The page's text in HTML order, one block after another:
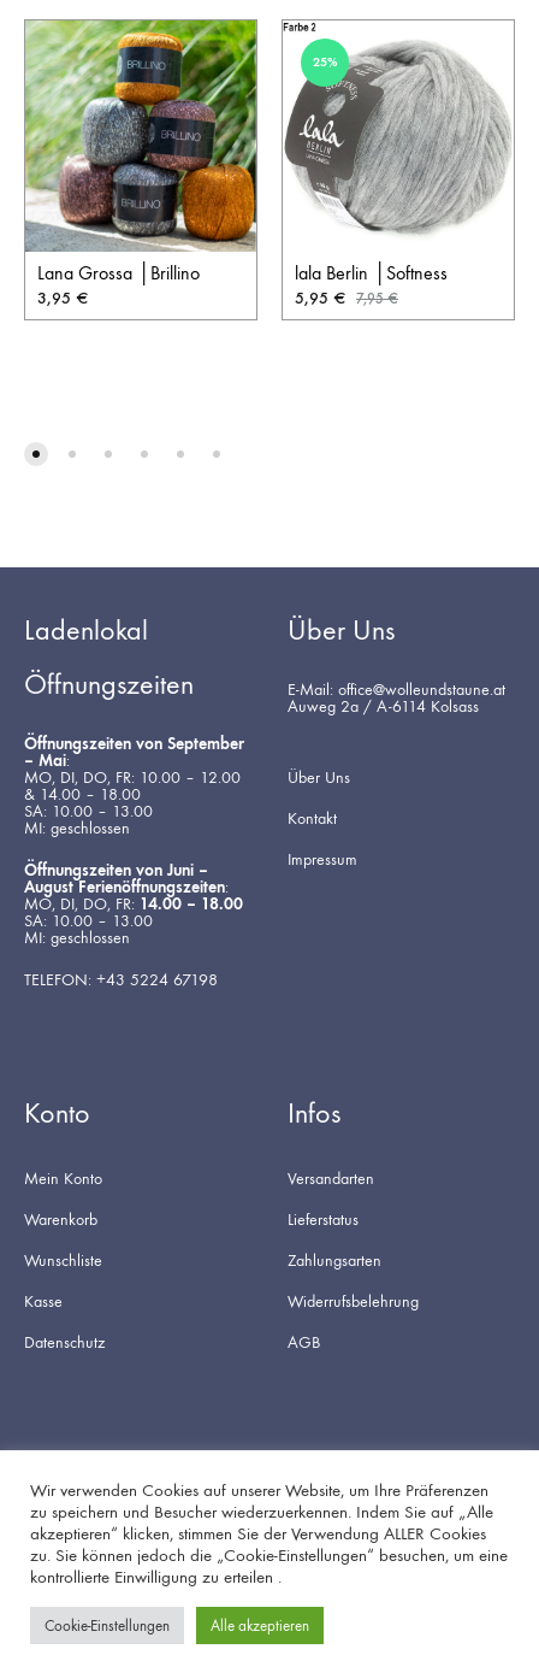
Lana Grossa │Brillino
3,95 €
25%
lala Berlin │Softness
5,95 € 7,95€
Ladenlokal
Öffnungszeiten
Öffnungszeiten von September
– Mai:
MO, DI, DO, FR: 10.00 – 12.00
& 14.00 – 18.00
SA: 10.00 – 13.00
MI: geschlossen
Öffnungszeiten von Juni –
August Ferienöffnungszeiten:
MO, DI, DO, FR: 14.00 – 18.00
SA: 10.00 – 13.00
MI: geschlossen
TELEFON: +43 5224 67198
Über Uns
E-Mail: office@wolleundstaune.at
Auweg 2a / A-6114 Kolsass
Über Uns
Kontakt
Impressum
Konto
Mein Konto
Warenkorb
Wunschliste
Kasse
Datenschutz
Infos
Versandarten
Lieferstatus
Zahlungsarten
Widerrufsbelehrung
AGB
FacebookInstagram
Wir verwenden Cookies auf unserer Website, um Ihre Präferenzen
zu speichern und Besucher wiederzuerkennen. Indem Sie auf „Alle
akzeptieren“ klicken, stimmen Sie der Verwendung ALLER Cookies
zu. Sie können jedoch die „Cookie-Einstellungen“ besuchen, um eine
kontrollierte Einwilligung zu erteilen .
Cookie-Einstellungen Alle akzeptieren